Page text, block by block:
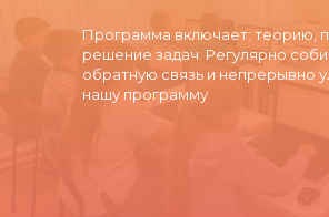
Программа включает: теорию,
решение задач. Регулярно
обратную связь и непрерывно
нашу программу